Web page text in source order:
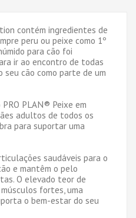
contém ingredientes de
peru ou peixe como 1º
para cão foi
ir ao encontro de todas
seu cão como parte de um
PLAN® Peixe em
adultos de todos os
para suportar uma
saudáveis para o
e mantêm o pelo
O elevado teor de
fortes, uma
o bem-estar do seu